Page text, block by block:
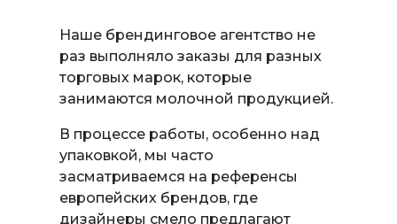
Наше брендинговое агентство не
раз выполняло заказы для разных
торговых марок, которые
занимаются молочной продукцией.
В процессе работы, особенно над
упаковкой, мы часто
засматриваемся на референсы
европейских брендов, где
дизайнеры смело предлагают